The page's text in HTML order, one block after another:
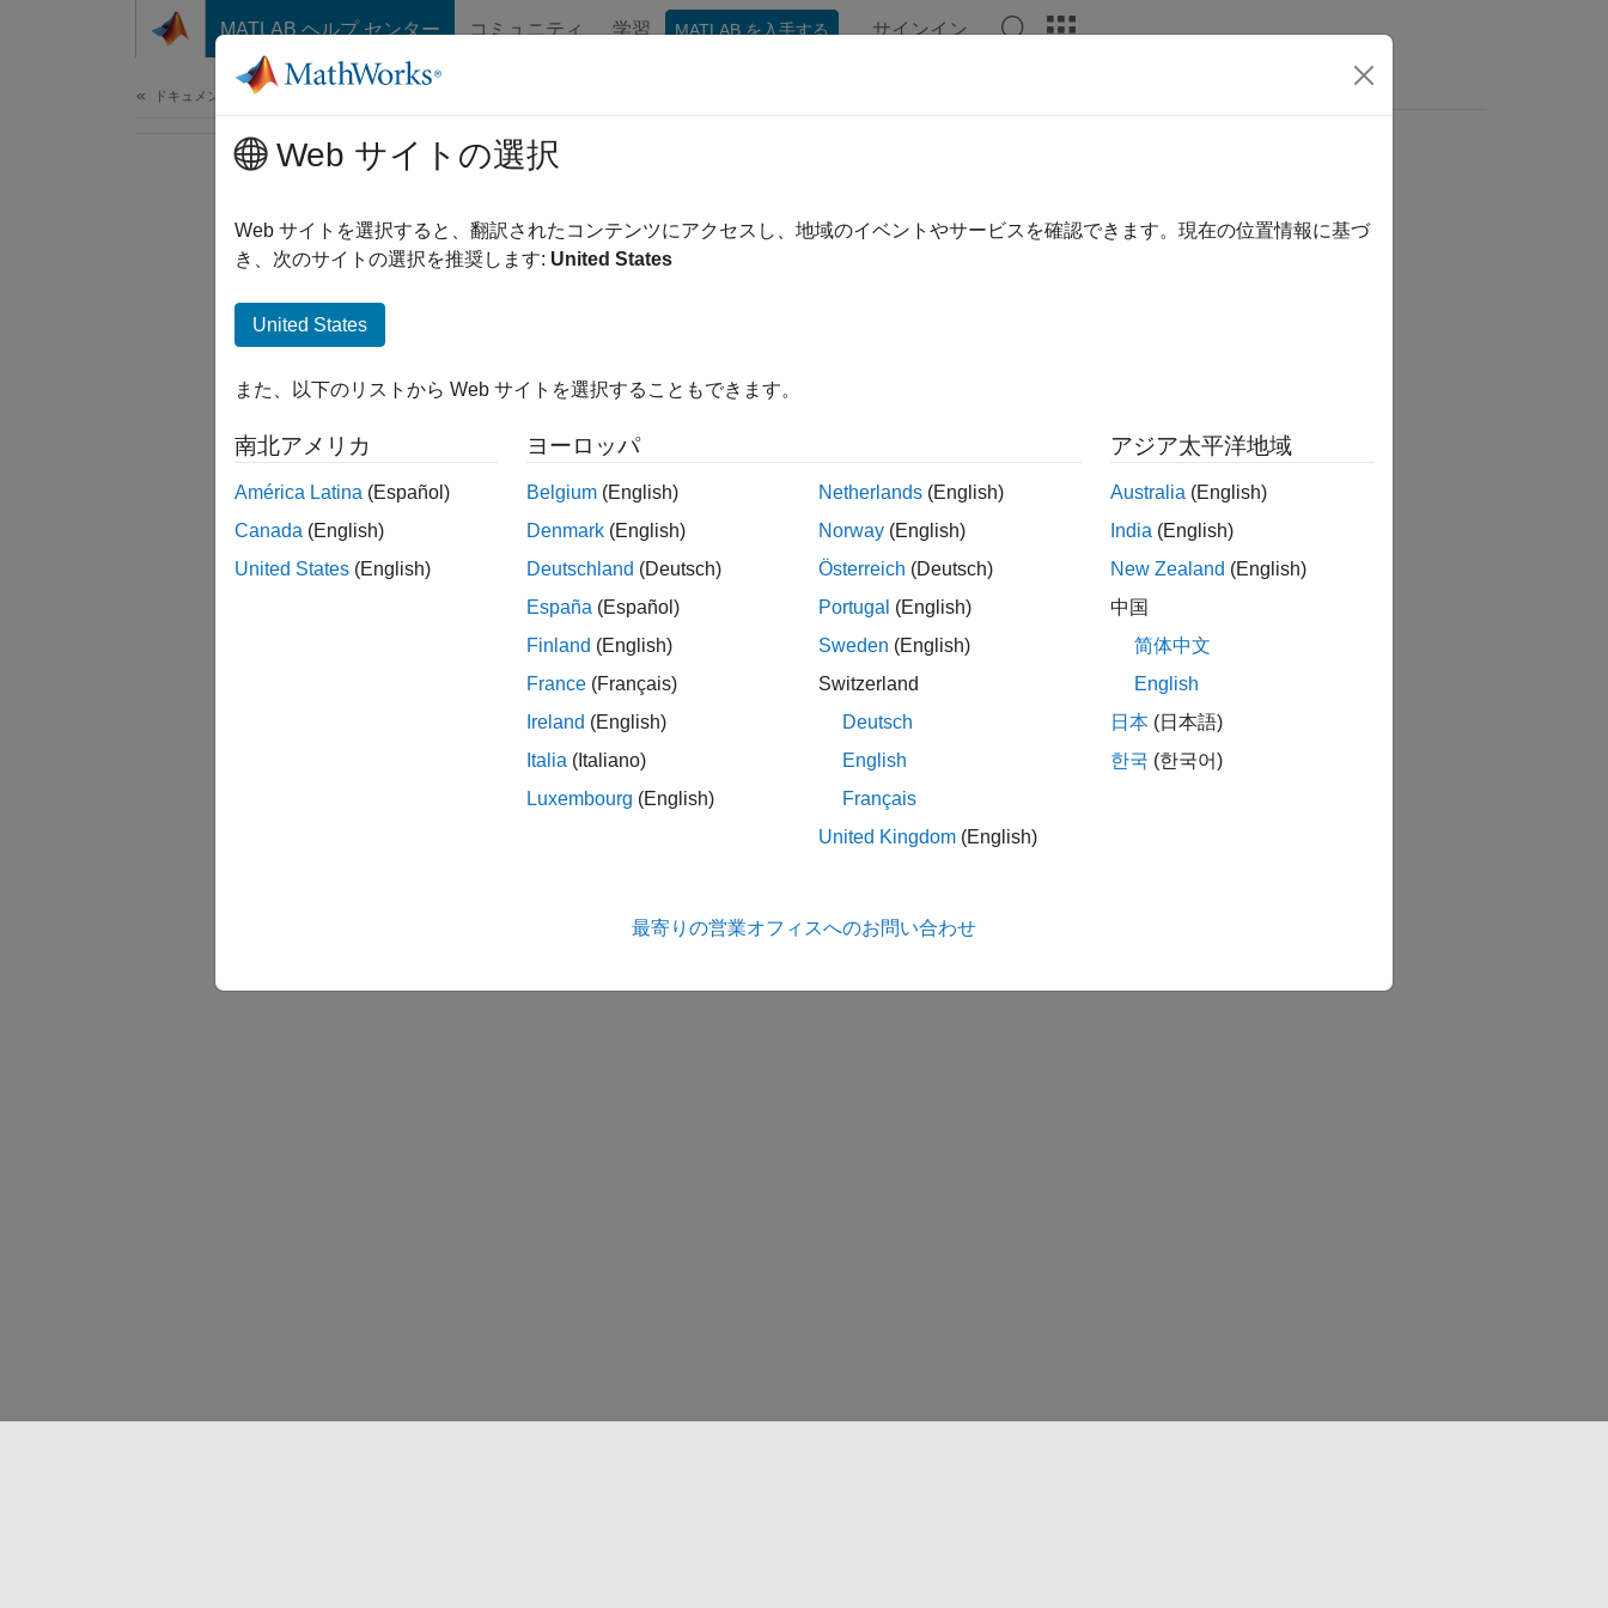
コンテンツへスキップ
MATLAB ヘルプ センター コミュニティ 学習 MATLAB を入手する サインイン
ドキュメンテーションのホーム
Web サイトの選択
Web サイトを選択すると、翻訳されたコンテンツにアクセスし、地域のイベントやサービスを確認できます。現在の位置情報に基づ
き、次のサイトの選択を推奨します: United States
United States
また、以下のリストから Web サイトを選択することもできます。
南北アメリカ
América Latina (Español)
Canada (English)
United States (English)
ヨーロッパ
Belgium (English)
Denmark (English)
Deutschland (Deutsch)
España (Español)
Finland (English)
France (Français)
Ireland (English)
Italia (Italiano)
Luxembourg (English)
Netherlands (English)
Norway (English)
Österreich (Deutsch)
Portugal (English)
Sweden (English)
Switzerland
Deutsch
English
Français
United Kingdom (English)
アジア太平洋地域
Australia (English)
India (English)
New Zealand (English)
中国
简体中文
English
日本 (日本語)
한국 (한국어)
最寄りの営業オフィスへのお問い合わせ